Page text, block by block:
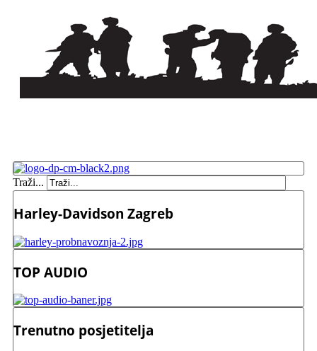
Traži...
Harley-Davidson Zagreb
TOP AUDIO
Trenutno posjetitelja